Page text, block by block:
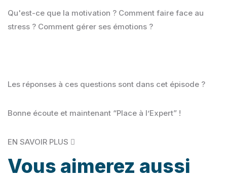
Qu'est-ce que la motivation ? Comment faire face au
stress ? Comment gérer ses émotions ?
Les réponses à ces questions sont dans cet épisode ?
Bonne écoute et maintenant “Place à l’Expert” !
EN SAVOIR PLUS
Vous aimerez aussi